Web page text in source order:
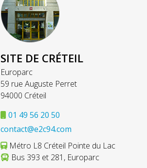
SITE DE CRÉTEIL
Europarc
59 rue Auguste Perret
94000 Créteil
01 49 56 20 50
contact@e2c94.com
Métro L8 Créteil Pointe du Lac
Bus 393 et 281, Europarc